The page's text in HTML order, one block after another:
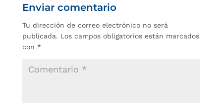
Enviar comentario
Tu dirección de correo electrónico no será
publicada. Los campos obligatorios están marcados
con *